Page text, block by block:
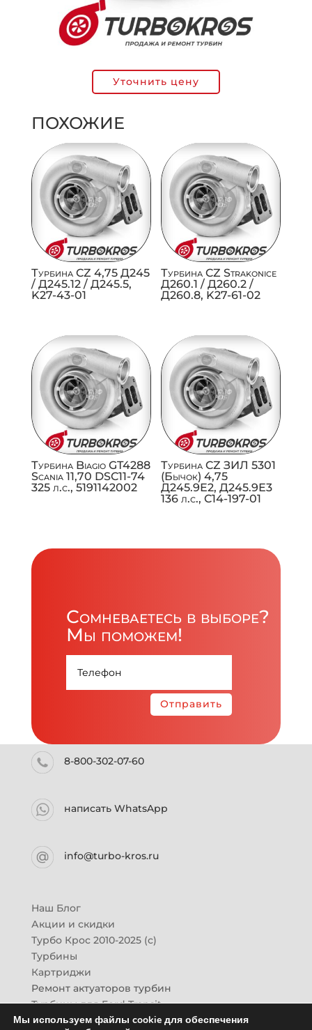
Уточнить цену
ПОХОЖИЕ
Турбина CZ 4,75 Д245
/ Д245.12 / Д245.5,
K27-43-01
Турбина CZ Strakonice
Д260.1 / Д260.2 /
Д260.8, K27-61-02
Турбина Biagio GT4288
Scania 11,70 DSC11-74
325 л.с., 5191142002
Турбина CZ ЗИЛ 5301
(Бычок) 4,75
Д245.9Е2, Д245.9Е3
136 л.с., C14-197-01
Сомневаетесь в выборе?
Мы поможем!
Отправить
8-800-302-07-60
написать WhatsApp
info@turbo-kros.ru
Наш Блог
Акции и скидки
Турбо Крос 2010-2025 (с)
Турбины
Картриджи
Ремонт актуаторов турбин
Турбины для Ford Transit
Турбины для Mazda CX-7
Мы используем файлы cookie для обеспечения